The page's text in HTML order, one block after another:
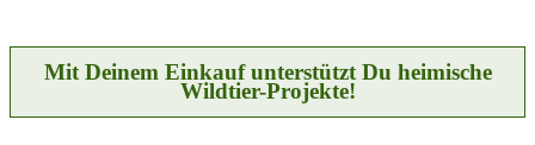
Produktseite
gewählt
werden
Mit Deinem Einkauf unterstützt Du heimische
Wildtier-Projekte!